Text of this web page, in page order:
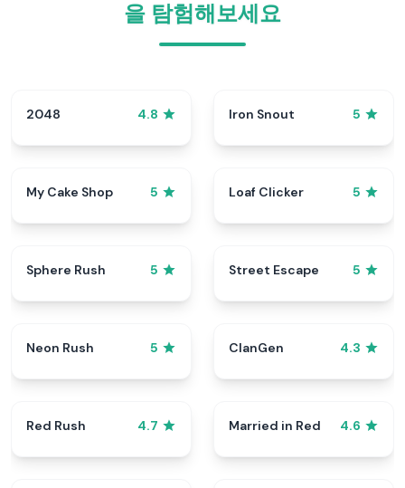
을 탐험해보세요
2048 4.8 Iron Snout 5
My Cake Shop 5 Loaf Clicker 5
Sphere Rush 5 Street Escape 5
Neon Rush 5 ClanGen 4.3
Red Rush 4.7 Married in Red 4.6